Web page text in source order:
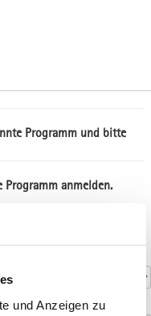
und Anzeigen zu
Programm und bitte
anmelden.